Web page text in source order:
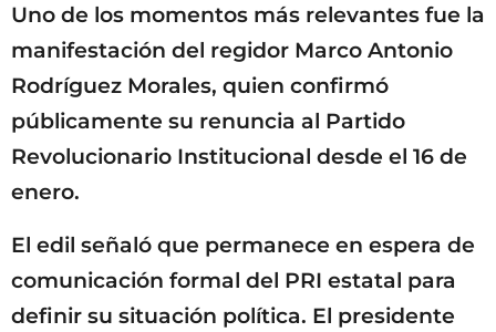
Uno de los momentos más relevantes fue la
manifestación del regidor Marco Antonio
Rodríguez Morales, quien confirmó
públicamente su renuncia al Partido
Revolucionario Institucional desde el 16 de
enero.
El edil señaló que permanece en espera de
comunicación formal del PRI estatal para
definir su situación política. El presidente